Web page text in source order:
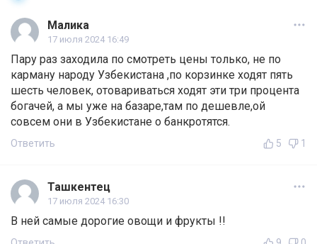
Малика
17 июля 2024 16:49
Пару раз заходила по смотреть цены только, не по
карману народу Узбекистана ,по корзинке ходят пять
шесть человек, отовариваться ходят эти три процента
богачей, а мы уже на базаре,там по дешевле,ой
совсем они в Узбекистане о банкротятся.
Ответить 5 1
Ташкентец
17 июля 2024 16:30
В ней самые дорогие овощи и фрукты !!